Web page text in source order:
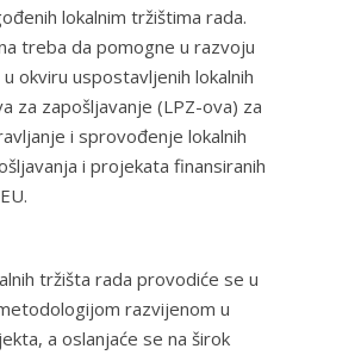
lokalnim tržištima rada.
treba da pomogne u razvoju
okviru uspostavljenih lokalnih
za zapošljavanje (LPZ-ova) za
i sprovođenje lokalnih
i projekata finansiranih
tržišta rada provodiće se u
razvijenom u
a oslanjaće se na širok